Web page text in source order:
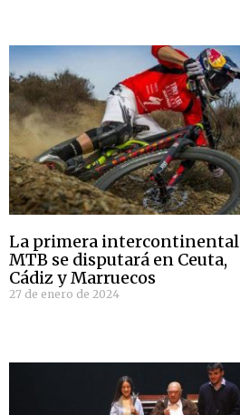
La primera intercontinental
MTB se disputará en Ceuta,
Cádiz y Marruecos
27 de enero de 2024